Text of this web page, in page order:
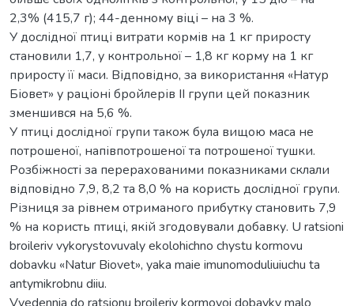
2,3% (415,7 г); 44-денному віці – на 3 %.
У дослідної птиці витрати кормів на 1 кг приросту
становили 1,7, у контрольної – 1,8 кг корму на 1 кг
приросту її маси. Відповідно, за використання «Натур
Біовет» у раціоні бройлерів ІІ групи цей показник
зменшився на 5,6 %.
У птиці дослідної групи також була вищою маса не
потрошеної, напівпотрошеної та потрошеної тушки.
Розбіжності за перерахованими показниками склали
відповідно 7,9, 8,2 та 8,0 % на користь дослідної групи.
Різниця за рівнем отриманого прибутку становить 7,9
% на користь птиці, якій згодовували добавку. U ratsioni
broileriv vykorystovuvaly ekolohichno chystu kormovu
dobavku «Natur Biovet», yaka maie imunomoduliuiuchu ta
antymikrobnu diiu.